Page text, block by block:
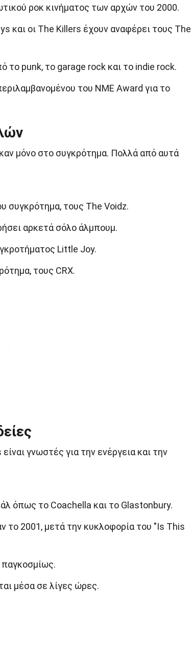
ροκ κινήματος των αρχών του 2000.
και οι The Killers έχουν αναφέρει τους The
το punk, το garage rock και το indie rock.
του NME Award για το
μόνο στο συγκρότημα. Πολλά από αυτά
συγκρότημα, τους The Voidz.
αρκετά σόλο άλμπουμ.
Little Joy.
τους CRX.
γνωστές για την ενέργεια και την
όπως το Coachella και το Glastonbury.
το 2001, μετά την κυκλοφορία του "Is This
μέσα σε λίγες ώρες.